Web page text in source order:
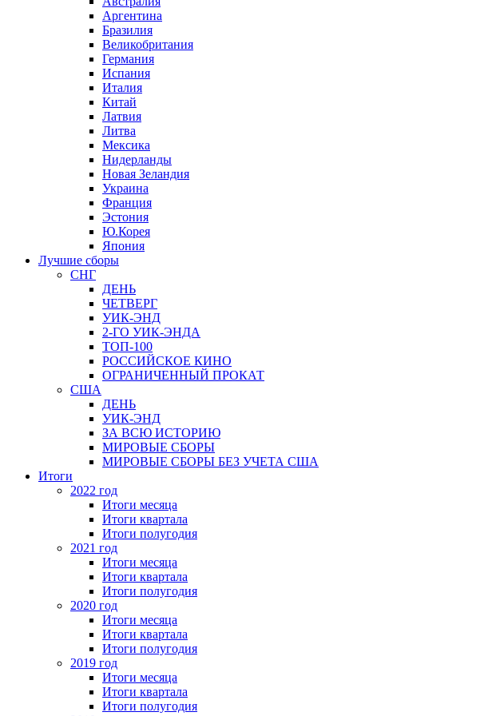
Аргентина
Бразилия
Великобритания
Германия
Испания
Италия
Китай
Латвия
Литва
Мексика
Нидерланды
Новая Зеландия
Украина
Франция
Эстония
Ю.Корея
Япония
Лучшие сборы
СНГ
ДЕНЬ
ЧЕТВЕРГ
УИК-ЭНД
2-ГО УИК-ЭНДА
ТОП-100
РОССИЙСКОЕ КИНО
ОГРАНИЧЕННЫЙ ПРОКАТ
США
ДЕНЬ
УИК-ЭНД
ЗА ВСЮ ИСТОРИЮ
МИРОВЫЕ СБОРЫ
МИРОВЫЕ СБОРЫ БЕЗ УЧЕТА США
Итоги
2022 год
Итоги месяца
Итоги квартала
Итоги полугодия
2021 год
Итоги месяца
Итоги квартала
Итоги полугодия
2020 год
Итоги месяца
Итоги квартала
Итоги полугодия
2019 год
Итоги месяца
Итоги квартала
Итоги полугодия